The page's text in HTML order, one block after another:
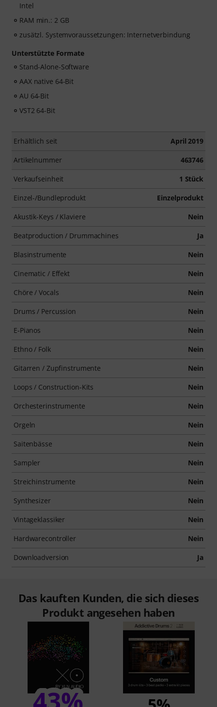
Intel
RAM min.: 2 GB
zusätzl. Systemvoraussetzungen: Internetverbindung
Unterstützte Formate
Stand-Alone-Software
AAX native 64-Bit
AU 64-Bit
VST2 64-Bit
Erhältlich seit April 2019
Artikelnummer 463746
Verkaufseinheit 1 Stück
Einzel-/Bundleprodukt Einzelprodukt
Akustik-Keys / Klaviere Nein
Beatproduction / Drummachines Ja
Blasinstrumente Nein
Cinematic / Effekt Nein
Chöre / Vocals Nein
Drums / Percussion Nein
E-Pianos Nein
Ethno / Folk Nein
Gitarren / Zupfinstrumente Nein
Loops / Construction-Kits Nein
Orchesterinstrumente Nein
Orgeln Nein
Saitenbässe Nein
Sampler Nein
Streichinstrumente Nein
Synthesizer Nein
Vintageklassiker Nein
Hardwarecontroller Nein
Downloadversion Ja
Das kauften Kunden, die sich dieses
Produkt angesehen haben